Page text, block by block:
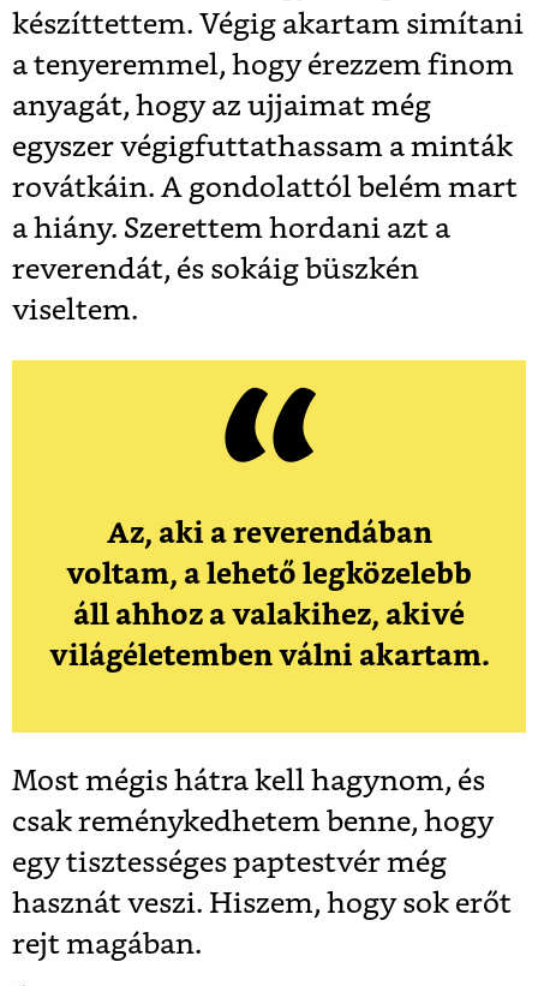
készíttettem. Végig akartam simítani
a tenyeremmel, hogy érezzem finom
anyagát, hogy az ujjaimat még
egyszer végigfuttathassam a minták
rovátkáin. A gondolattól belém mart
a hiány. Szerettem hordani azt a
reverendát, és sokáig büszkén
viseltem.
Az, aki a reverendában
voltam, a lehető legközelebb
áll ahhoz a valakihez, akivé
világéletemben válni akartam.
Most mégis hátra kell hagynom, és
csak reménykedhetem benne, hogy
egy tisztességes paptestvér még
hasznát veszi. Hiszem, hogy sok erőt
rejt magában.